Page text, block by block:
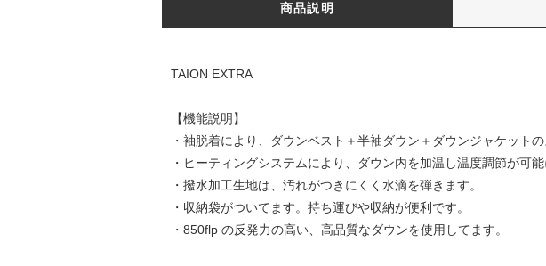
商品説明
TAION EXTRA
【機能説明】
・袖脱着により、ダウンベスト＋半袖ダウン＋ダウンジャケットの
・ヒーティングシステムにより、ダウン内を加温し温度調節が可能
・撥水加工生地は、汚れがつきにくく水滴を弾きます。
・収納袋がついてます。持ち運びや収納が便利です。
・850flp の反発力の高い、高品質なダウンを使用してます。